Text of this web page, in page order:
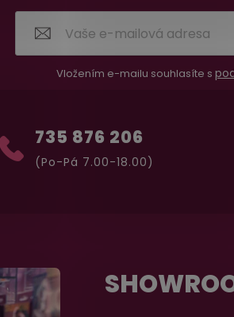
Vložením e-mailu souhlasíte s
735 876 206
(Po-Pá 7.00-18.00)